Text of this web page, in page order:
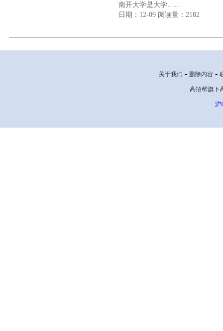
南开大学是大学……
日期：12-09 阅读量：2182
关于我们 -删除内容 -
高招帮旗下
沪